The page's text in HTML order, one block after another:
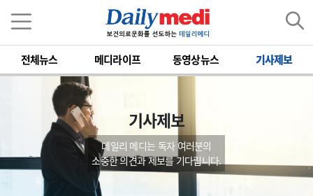
전체뉴스 메디라이프 동영상뉴스 기사제보
기사제보
데일리 메디는 독자 여러분의
소중한 의견과 제보를 기다립니다.